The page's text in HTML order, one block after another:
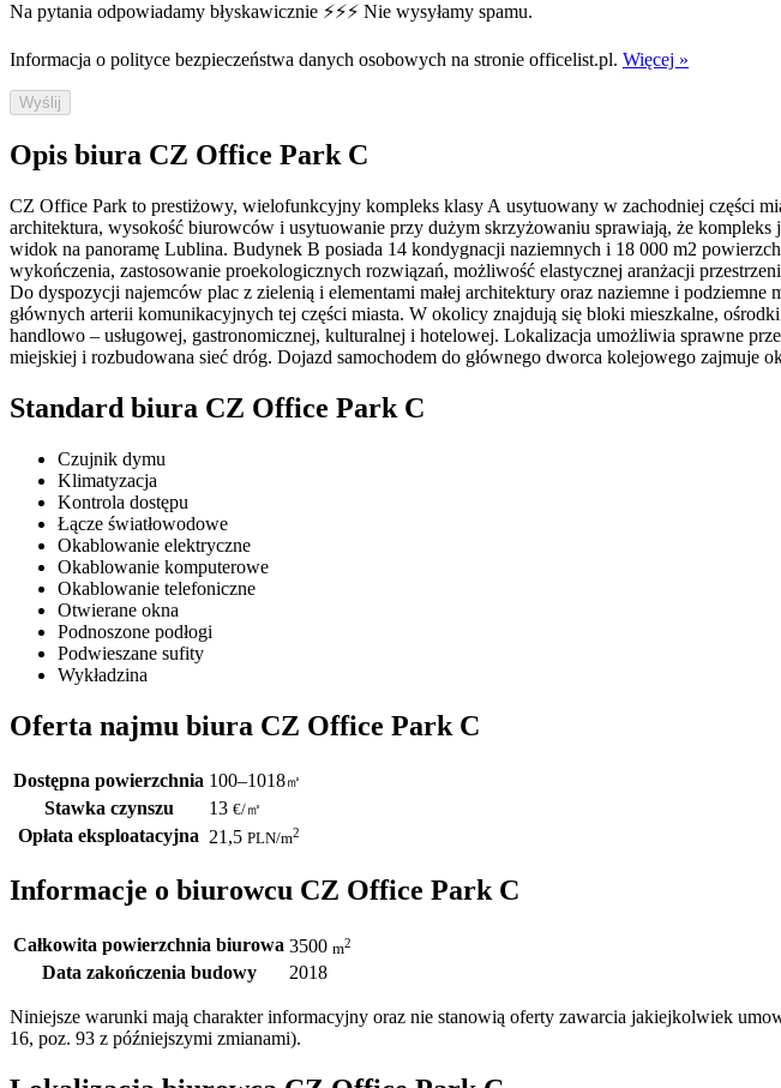
Na pytania odpowiadamy błyskawicznie ⚡⚡⚡ Nie wysyłamy spamu.
Informacja o polityce bezpieczeństwa danych osobowych na stronie officelist.pl. Więcej »
Wyślij
Opis biura CZ Office Park C
CZ Office Park to prestiżowy, wielofunkcyjny kompleks klasy A usytuowany w zachodniej części
architektura, wysokość biurowców i usytuowanie przy dużym skrzyżowaniu sprawiają, że
widok na panoramę Lublina. Budynek B posiada 14 kondygnacji naziemnych i 18 000 m2
wykończenia, zastosowanie proekologicznych rozwiązań, możliwość elastycznej aranżacji
Do dyspozycji najemców plac z zielenią i elementami małej architektury oraz naziemne i
głównych arterii komunikacyjnych tej części miasta. W okolicy znajdują się bloki mieszkalne,
handlowo – usługowej, gastronomicznej, kulturalnej i hotelowej. Lokalizacja umożliwia sprawne
miejskiej i rozbudowana sieć dróg. Dojazd samochodem do głównego dworca kolejowego zajmuje
Standard biura CZ Office Park C
Czujnik dymu
Klimatyzacja
Kontrola dostępu
Łącze światłowodowe
Okablowanie elektryczne
Okablowanie komputerowe
Okablowanie telefoniczne
Otwierane okna
Podnoszone podłogi
Podwieszane sufity
Wykładzina
Oferta najmu biura CZ Office Park C
Dostępna powierzchnia 100–1018㎡
Stawka czynszu 13 €/㎡
Opłata eksploatacyjna 21,5 PLN/m2
Informacje o biurowcu CZ Office Park C
Całkowita powierzchnia biurowa 3500 m2
Data zakończenia budowy 2018
Niniejsze warunki mają charakter informacyjny oraz nie stanowią oferty zawarcia jakiejkolwiek
16, poz. 93 z późniejszymi zmianami).